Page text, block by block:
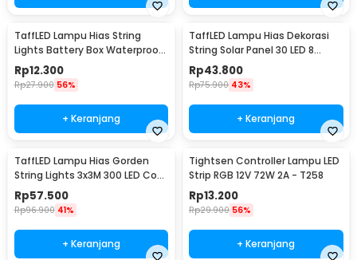
TaffLED Lampu Hias String
Lights Battery Box Waterproof
50 LED 5M - G5
Rp12.300
Rp27.900 56%
+ Keranjang
TaffLED Lampu Hias Dekorasi
String Solar Panel 30 LED 8
Mode 6.5M - 896
Rp43.800
Rp75.900 43%
+ Keranjang
TaffLED Lampu Hias Gorden
String Lights 3x3M 300 LED Cool
White 18W - 300L
Rp57.500
Rp96.900 41%
+ Keranjang
Tightsen Controller Lampu LED
Strip RGB 12V 72W 2A - T258
Rp13.200
Rp29.900 56%
+ Keranjang